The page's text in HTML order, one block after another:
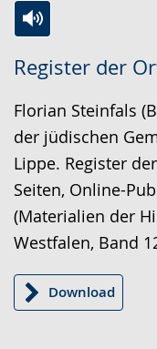
Register der
Leichten
Sprache
wechseln.
Audio-
Unterstützung.
Video
in
Deutscher
Gebärdensprache
wird
angezeigt.
Florian Steinfals
der jüdischen
Lippe. Register
Seiten, Online-
(Materialien der
Westfalen, Band
Download